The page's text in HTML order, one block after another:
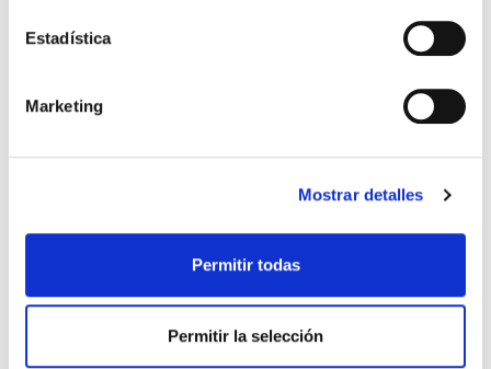
Estadística
Marketing
Mostrar detalles
Permitir todas
Permitir la selección
Garrido
9,49€
Opiniones de clientes
0